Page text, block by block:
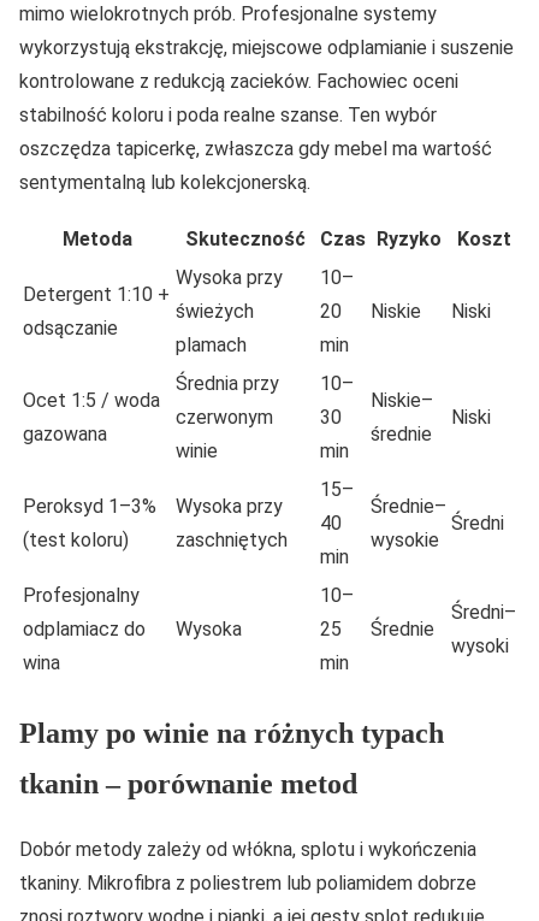
mimo wielokrotnych prób. Profesjonalne systemy
wykorzystują ekstrakcję, miejscowe odplamianie i suszenie
kontrolowane z redukcją zacieków. Fachowiec oceni
stabilność koloru i poda realne szanse. Ten wybór
oszczędza tapicerkę, zwłaszcza gdy mebel ma wartość
sentymentalną lub kolekcjonerską.
Metoda Skuteczność Czas Ryzyko Koszt
Detergent 1:10 +
odsączanie
Wysoka przy
świeżych
plamach
10–
20
min
Niskie Niski
Ocet 1:5 / woda
gazowana
Średnia przy
czerwonym
winie
10–
30
min
Niskie–
średnie
Niski
Peroksyd 1–3%
(test koloru)
Wysoka przy
zaschniętych
15–
40
min
Średnie–
wysokie
Średni
Profesjonalny
odplamiacz do
wina
Wysoka
10–
25
min
Średnie
Średni–
wysoki
Plamy po winie na różnych typach
tkanin – porównanie metod
Dobór metody zależy od włókna, splotu i wykończenia
tkaniny. Mikrofibra z poliestrem lub poliamidem dobrze
znosi roztwory wodne i pianki, a jej gęsty splot redukuje